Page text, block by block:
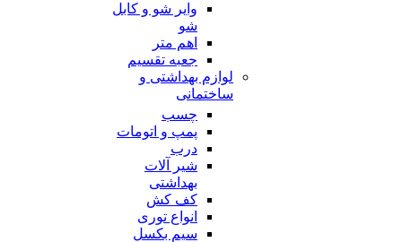
وایر شو و کابل
شو
اهم متر
جعبه تقسیم
لوازم بهداشتی و
ساختمانی
چسب
پمپ و اتومات
درب
شیر آلات
بهداشتی
کف کش
انواع توری
سیم بکسل